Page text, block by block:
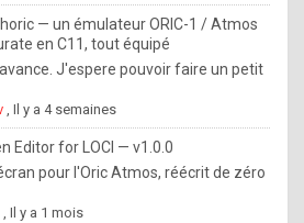
.
I
f
y
o
u
w
— un émulateur ORIC-1 / Atmos
en C11, tout équipé
J'espere pouvoir faire un petit
,Il y a 4 semaines
Editor for LOCI — v1.0.0
pour l'Oric Atmos, réécrit de zéro
,Il y a 1 mois